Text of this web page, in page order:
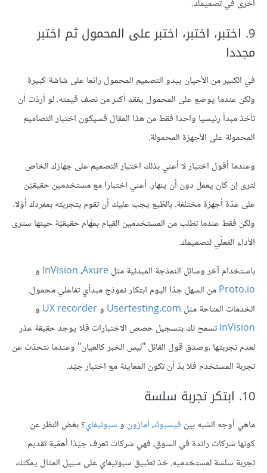
أخرى في تصميمك.
9. اختبر، اختبر، اختبر على المحمول ثم اختبر
مجددا
في الكثير من الأحيان يبدو التصميم المحمول رائعا على شاشة كبيرة
ولكن عندما يوضع على المحمول يفقد أكثر من نصف قيمته. لو أردّت أن
تأخذ مبدأ رئيسيا واحدا فقط من هذا المقال فسيكون اختبار التصاميم
المحمولة على الأجهزة المحمولة.
وعندما أقول اختبار لا أعني بذلك اختبار التصميم على جهازك الخاص
لترى إن كان يعمل دون أن ينهار. أعني اختبارا مع مستخدمين حقيقيّن
على عدّة أجهزة مختلفة. بالطّبع يجب عليك أن تقوم بتجربته بمفردك أوّلا،
ولكن فقط عندما تطلب من المستخدمين القيام بمهّام حقيقيّة حينها سترى
الأداء الفعلّي لتصميمك.
باستخدام آخر وسائل النمذجة المبدئية مثل
InVision،Axure
و
Proto.ioمن السهل جدّا اليوم ابتكار نموذج مبدأي تفاعلي محمول.
الخدمات المتاحة مثل Usertesting.com وUX recorder و
InVisionتسمح لك بتسجيل حصص الاختبارات فلا يوجد حقيقة عذر
لعدم تجربتها ،وصدق قول القائل "ليس الخبر كالعيان" وعندما نتحدّث عن
تجربة المستخدم فلا بدّ أن تكون المعاينة مع اختبار جيّد.
10. ابتكر تجربة سلسة
ماهي أوجه الشبه بين فيسبوك،أمازون وسبوتيفاي؟ بغض النظر عن
كونها شركات رائدة في السوق، فهي شركات تعرف جيّدًا أهمّية تقديم
تجربة سلسة لمستخدميه. خذ تطبيق سبوتيفاي على سبيل المثال يمكنك